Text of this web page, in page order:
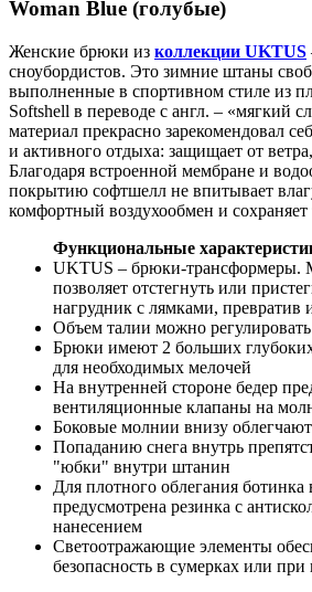
Woman Blue (голубые)
Женские брюки из коллекции UKTUS
сноубордистов. Это зимние штаны
выполненные в спортивном стиле из
Softshell в переводе с англ. – «мягкий
материал прекрасно зарекомендовал
и активного отдыха: защищает от
Благодаря встроенной мембране и
покрытию софтшелл не впитывает
комфортный воздухообмен и сохраняет
Функциональные
UKTUS – брюки-трансформеры.
позволяет отстегнуть или
нагрудник с лямками, превратив
Объем талии можно
Брюки имеют 2 больших
для необходимых мелочей
На внутренней стороне бедер
вентиляционные клапаны на
Боковые молнии внизу
Попаданию снега внутрь
"юбки" внутри штанин
Для плотного облегания
предусмотрена резинка с
нанесением
Светоотражающие элементы
безопасность в сумерках или при